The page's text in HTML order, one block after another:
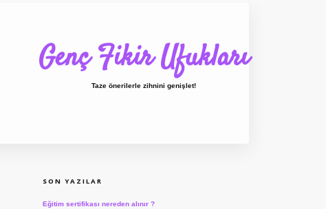
Genç Fikir Ufukları
Taze önerilerle zihnini genişlet!
SON YAZILAR
Eğitim sertifikası nereden alınır ?